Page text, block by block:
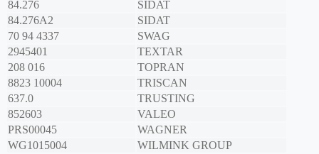
84.276
SIDAT
84.276A2
SIDAT
70 94 4337
SWAG
2945401
TEXTAR
208 016
TOPRAN
8823 10004
TRISCAN
637.0
TRUSTING
852603
VALEO
PRS00045
WAGNER
WG1015004
WILMINK GROUP